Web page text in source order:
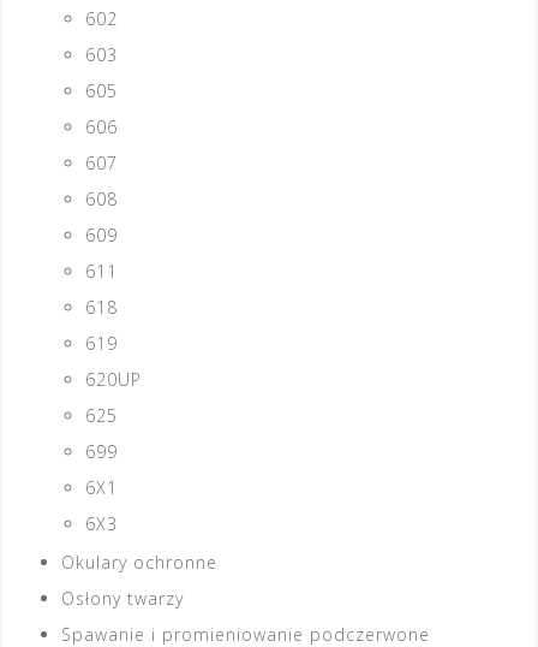
602
603
605
606
607
608
609
611
618
619
620UP
625
699
6X1
6X3
Okulary ochronne
Osłony twarzy
Spawanie i promieniowanie podczerwone